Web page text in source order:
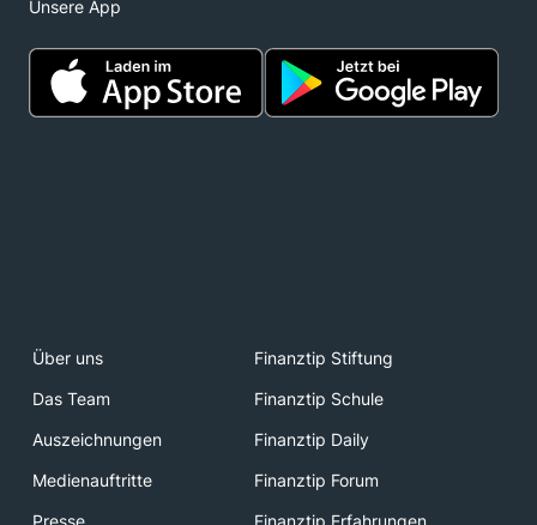
Unsere App
Über uns
Finanztip Stiftung
Das Team
Finanztip Schule
Auszeichnungen
Finanztip Daily
Medienauftritte
Finanztip Forum
Presse
Finanztip Erfahrungen